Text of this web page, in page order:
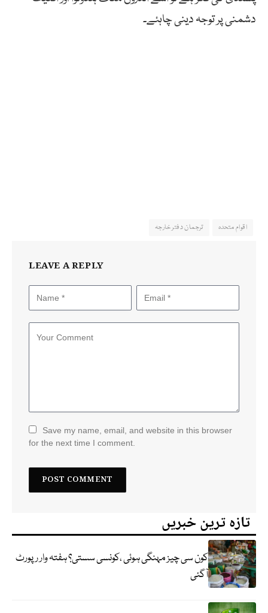
دشمنی پر توجہ دینی چاہئے۔
اقوام متحدہ ترجمان دفتر خارجہ
LEAVE A REPLY
Save my name, email, and website in this browser
for the next time I comment.
تازہ ترین خبریں
کون سی چیز مہنگی ہوئی ،کونسی سستی؟ ہفتہ وار رپورٹ
آگئی